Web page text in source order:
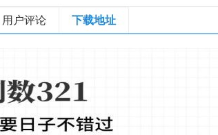
用户评论 下载地址